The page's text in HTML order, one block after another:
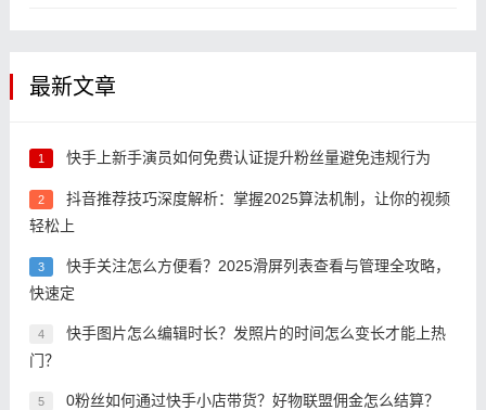
最新文章
1 快手上新手演员如何免费认证提升粉丝量避免违规行为
2
抖音推荐技巧深度解析：掌握2025算法机制，让你的视频
轻松上
3
快手关注怎么方便看？2025滑屏列表查看与管理全攻略，
快速定
4
快手图片怎么编辑时长？发照片的时间怎么变长才能上热
门？
5 0粉丝如何通过快手小店带货？好物联盟佣金怎么结算？